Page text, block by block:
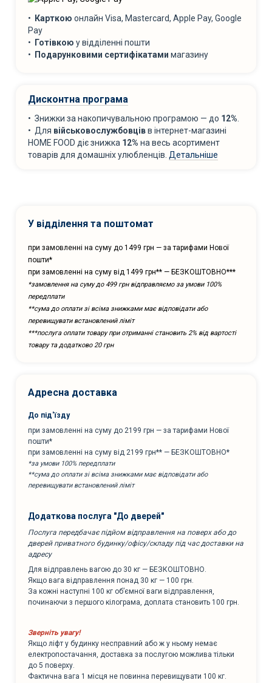
• Карткою онлайн Visa, Mastercard, Apple Pay, Google
Pay
•
Готівкою у відділенні пошти
•
Подарунковими сертифікатами магазину
Дисконтна програма
• Знижки за накопичувальною програмою — до 12%
• Для військовослужбовцівв інтернет-магазині
HOME FOOD діє знижка 12% на весь асортимент
товарів для домашніх улюбленців. Детальніше
У відділення та поштомат
при замовленні на суму до 1499 грн — за тарифами Нової
пошти*
при замовленні на суму від 1499 грн** — БЕЗКОШТОВНО***
*замовлення на суму до 499 грн відправляємо за умови 100%
передплати
**сума до оплати зі всіма знижками має відповідати або
перевищувати встановлений ліміт
***послуга оплати товару при отриманні становить 2% від вартості
товару та додатково 20 грн
Адресна доставка
До під'їзду
при замовленні на суму до 2199 грн — за тарифами Нової
пошти*
при замовленні на суму від 2199 грн** — БЕЗКОШТОВНО*
*за умови 100% передплати
**сума до оплати зі всіма знижками має відповідати або
перевищувати встановлений ліміт
Додаткова послуга "До дверей"
Послуга передбачає підйом відправлення на поверх або до
дверей приватного будинку/офісу/складу під час доставки на
адресу
Для відправлень вагою до 30 кг — БЕЗКОШТОВНО.
Якщо вага відправлення понад 30 кг — 100 грн.
За кожні наступні 100 кг об’ємної ваги відправлення,
починаючи з першого кілограма, доплата становить 100 грн.
Зверніть увагу!
Якщо ліфт у будинку несправний або ж у ньому немає
електропостачання, доставка за послугою можлива тільки
до 5 поверху.
Фактична вага 1 місця не повинна перевищувати 100 кг.